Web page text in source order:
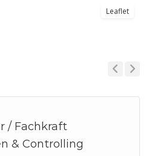
Leaflet
/ Fachkraft
& Controlling